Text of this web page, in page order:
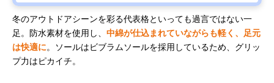
冬のアウトドアシーンを彩る代表格といっても過言ではない一
足。防水素材を使用し、 中綿が仕込まれていながらも軽く、足元
は快適に。ソールはビブラムソールを採用しているため、グリッ
プ力はピカイチ。